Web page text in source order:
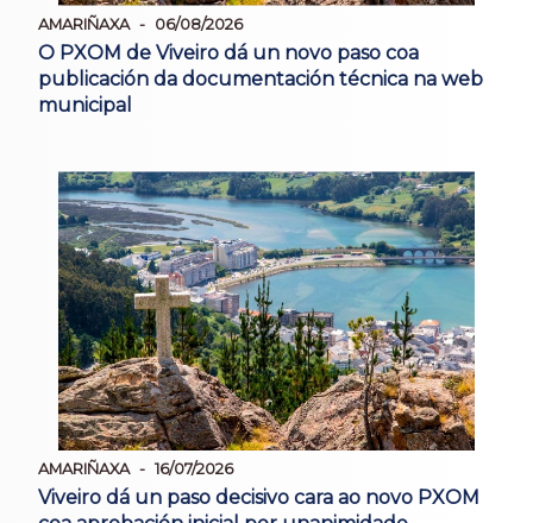
AMARIÑAXA 06/08/2026
O PXOM de Viveiro dá un novo paso coa
publicación da documentación técnica na web
municipal
AMARIÑAXA 16/07/2026
Viveiro dá un paso decisivo cara ao novo PXOM